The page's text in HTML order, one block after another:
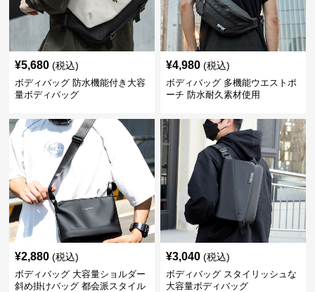
¥5,680 (税込)
ボディバッグ 防水機能付き大容
量ボディバッグ
¥4,980 (税込)
ボディバッグ 多機能ウエストポ
ーチ 防水耐久素材使用
¥2,880 (税込)
ボディバッグ 大容量ショルダー
斜め掛けバッグ 都会派スタイル
¥3,040 (税込)
ボディバッグ スタイリッシュな
大容量ボディバッグ